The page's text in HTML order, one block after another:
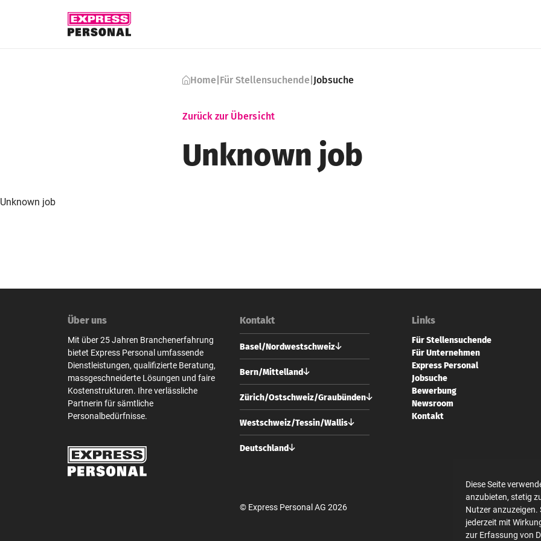
Home|Für Stellensuchende|Jobsuche
Zurück zur Übersicht
Unknown job
Unknown job
Über uns
Mit über 25 Jahren Branchenerfahrung
bietet Express Personal umfassende
Dienstleistungen, qualifizierte Beratung,
massgeschneiderte Lösungen und faire
Kostenstrukturen. Ihre verlässliche
Partnerin für sämtliche
Personalbedürfnisse.
Kontakt
Basel/Nordwestschweiz
Express Personal AG
Steinenvorstadt 73
CH-4010 Basel
+41 61 228 70 10
basel@expresspersonal.ch
Bern/Mittelland
Express Personal AG
Zeughausgasse 24
CH-3001 Bern
+41 31 318 98 18
bern@expresspersonal.ch
Zürich/Ostschweiz/Graubünden
Express Personal AG
Bahnhofstrasse 10
CH-8001 Zürich
Westschweiz/Tessin/Wallis
Express Personal AG
Zeughausgasse 24
bern@expresspersonal.ch
Deutschland
+49 30 700 140 340
Links
Für Stellensuchende
Für Unternehmen
Express Personal
Jobsuche
Bewerbung
Newsroom
Kontakt
© Express Personal AG 2026
Diese Seite
anzubieten, stetig
Nutzer
jederzeit mit
zur Erfassung von